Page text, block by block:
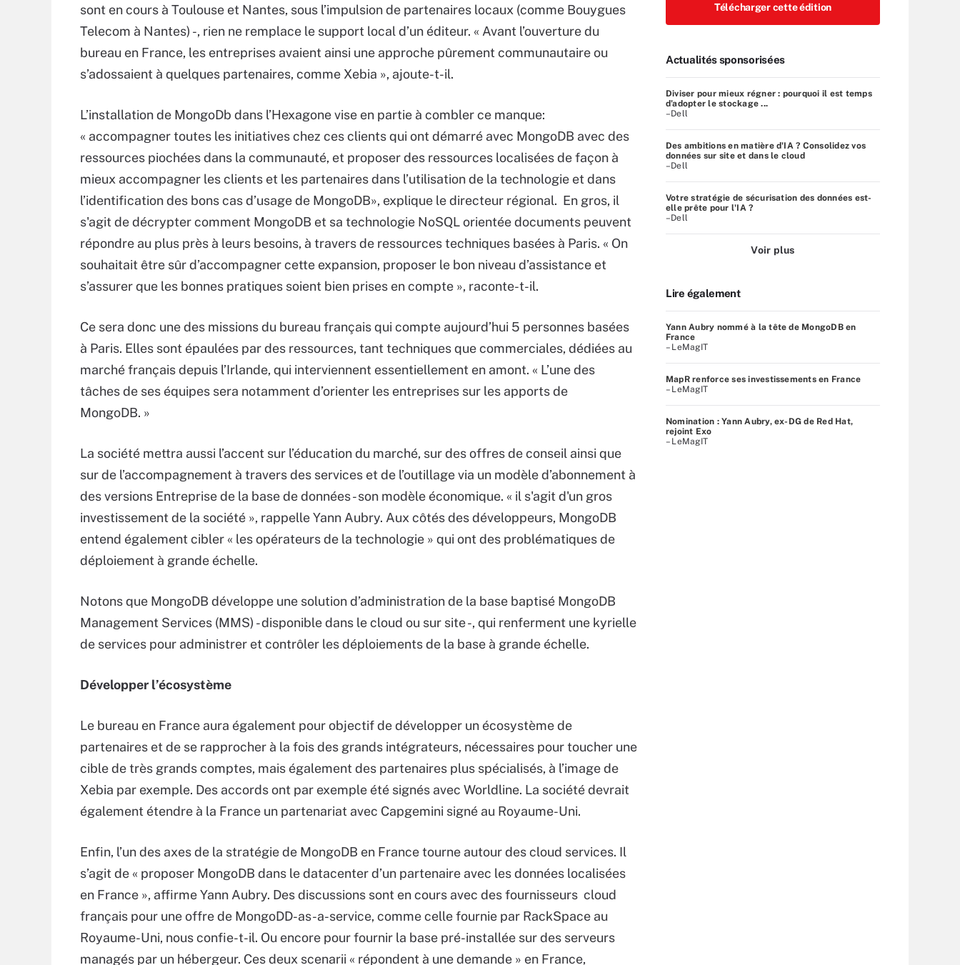
sont en cours à Toulouse et Nantes, sous l’impulsion de partenaires locaux (comme Bouygues
Telecom à Nantes) -, rien ne remplace le support local d’un éditeur. « Avant l’ouverture du
bureau en France, les entreprises avaient ainsi une approche pûrement communautaire ou
s’adossaient à quelques partenaires, comme Xebia », ajoute-t-il.
L’installation de MongoDb dans l’Hexagone vise en partie à combler ce manque:
« accompagner toutes les initiatives chez ces clients qui ont démarré avec MongoDB avec des
ressources piochées dans la communauté, et proposer des ressources localisées de façon à
mieux accompagner les clients et les partenaires dans l’utilisation de la technologie et dans
l’identification des bons cas d’usage de MongoDB», explique le directeur régional. En gros, il
s'agit de décrypter comment MongoDB et sa technologie NoSQL orientée documents peuvent
répondre au plus près à leurs besoins, à travers de ressources techniques basées à Paris. « On
souhaitait être sûr d’accompagner cette expansion, proposer le bon niveau d’assistance et
s’assurer que les bonnes pratiques soient bien prises en compte », raconte-t-il.
Ce sera donc une des missions du bureau français qui compte aujourd’hui 5 personnes basées
à Paris. Elles sont épaulées par des ressources, tant techniques que commerciales, dédiées au
marché français depuis l’Irlande, qui interviennent essentiellement en amont. « L’une des
tâches de ses équipes sera notamment d’orienter les entreprises sur les apports de
MongoDB. »
La société mettra aussi l’accent sur l’éducation du marché, sur des offres de conseil ainsi que
sur de l’accompagnement à travers des services et de l’outillage via un modèle d’abonnement à
des versions Entreprise de la base de données - son modèle économique. « il s'agit d'un gros
investissement de la société », rappelle Yann Aubry. Aux côtés des développeurs, MongoDB
entend également cibler « les opérateurs de la technologie » qui ont des problématiques de
déploiement à grande échelle.
Notons que MongoDB développe une solution d’administration de la base baptisé MongoDB
Management Services (MMS) - disponible dans le cloud ou sur site -, qui renferment une kyrielle
de services pour administrer et contrôler les déploiements de la base à grande échelle.
Développer l’écosystème
Le bureau en France aura également pour objectif de développer un écosystème de
partenaires et de se rapprocher à la fois des grands intégrateurs, nécessaires pour toucher une
cible de très grands comptes, mais également des partenaires plus spécialisés, à l’image de
Xebia par exemple. Des accords ont par exemple été signés avec Worldline. La société devrait
également étendre à la France un partenariat avec Capgemini signé au Royaume-Uni.
Enfin, l’un des axes de la stratégie de MongoDB en France tourne autour des cloud services. Il
s’agit de « proposer MongoDB dans le datacenter d’un partenaire avec les données localisées
en France », affirme Yann Aubry. Des discussions sont en cours avec des fournisseurs cloud
français pour une offre de MongoDD-as-a-service, comme celle fournie par RackSpace au
Royaume-Uni, nous confie-t-il. Ou encore pour fournir la base pré-installée sur des serveurs
managés par un hébergeur. Ces deux scenarii « répondent à une demande » en France,
Télécharger cette édition
Actualités sponsorisées
Diviser pour mieux régner : pourquoi il est temps
d’adopter le stockage ...
–Dell
Des ambitions en matière d'IA ? Consolidez vos
données sur site et dans le cloud
–Dell
Votre stratégie de sécurisation des données est-
elle prête pour l'IA ?
–Dell
Voir plus
Lire également
Yann Aubry nommé à la tête de MongoDB en
France
– LeMagIT
MapR renforce ses investissements en France
– LeMagIT
Nomination : Yann Aubry, ex-DG de Red Hat,
rejoint Exo
– LeMagIT